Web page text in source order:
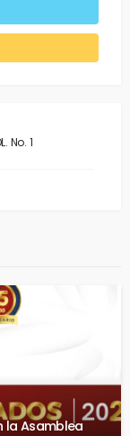
No. 1
la Asamblea